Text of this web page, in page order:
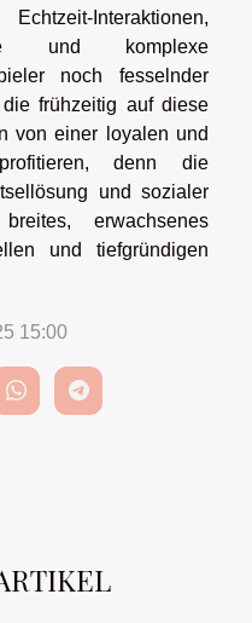
Interaktionen,
und komplexe
noch fesselnder
frühzeitig auf diese
von einer loyalen und
denn die
und sozialer
erwachsenes
und tiefgründigen
15:00